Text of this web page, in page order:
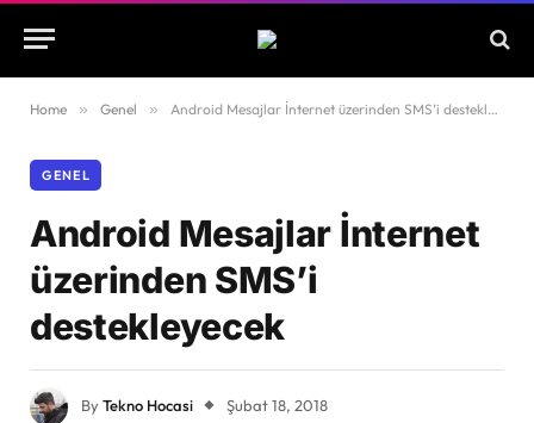
Home » Genel » Android Mesajlar İnternet üzerinden SMS’i destekleyecek
GENEL
Android Mesajlar İnternet
üzerinden SMS’i
destekleyecek
ByTekno Hocasi
Şubat 18, 2018